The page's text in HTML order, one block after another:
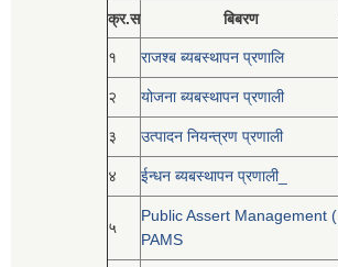
क्र.स बिबरण
१ राजश्ब ब्यबस्थापन प्रणालि
२ योजना ब्यबस्थापन प्रणाली
३ उत्पादन नियन्त्रण प्रणाली
४ ईन्धन ब्यबस्थापन प्रणाली_
५
Public Assert Management (
PAMS